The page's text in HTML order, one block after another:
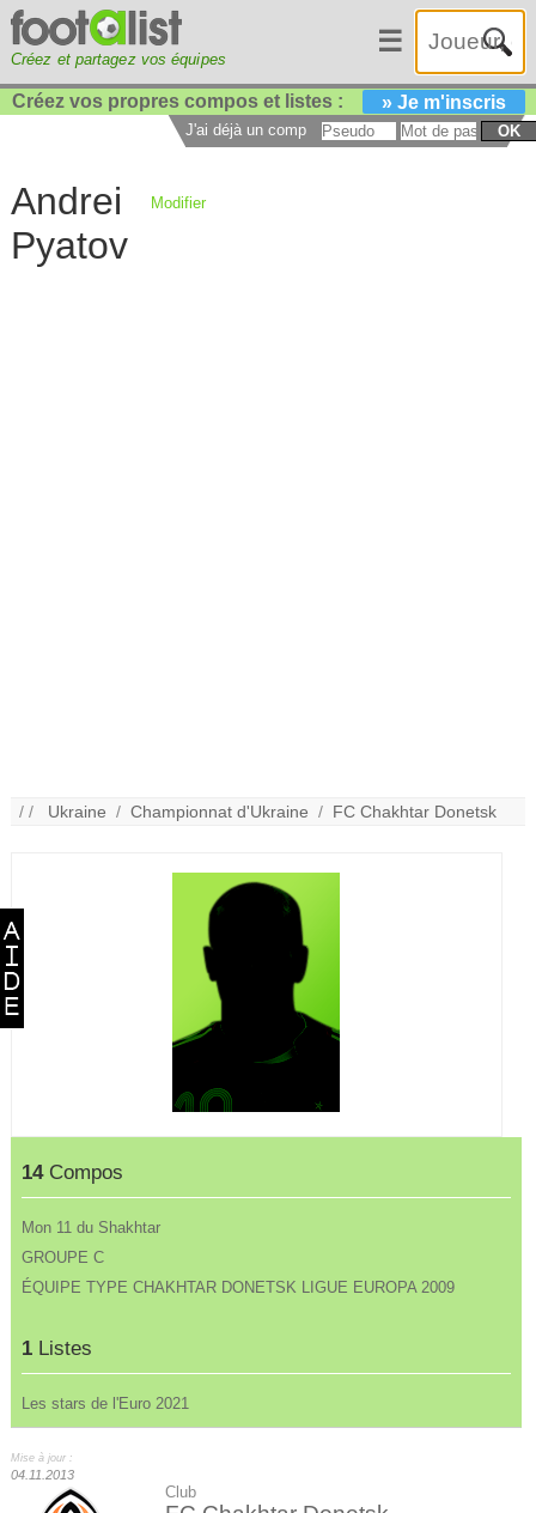
Créez et partagez vos équipes
☰
Créez vos propres compos et listes : » Je m'inscris
J'ai déjà un compte : OK
Andrei
Pyatov
Modifier
/ / Ukraine /Championnat d'Ukraine / FC Chakhtar Donetsk
14Compos
Mon 11 du Shakhtar
GROUPE C
ÉQUIPE TYPE CHAKHTAR DONETSK LIGUE EUROPA 2009
1 Listes
Les stars de l'Euro 2021
Mise à jour :
04.11.2013
Club